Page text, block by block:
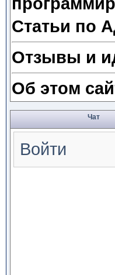
Статьи по
Отзывы и
Об этом
Чат
Войти